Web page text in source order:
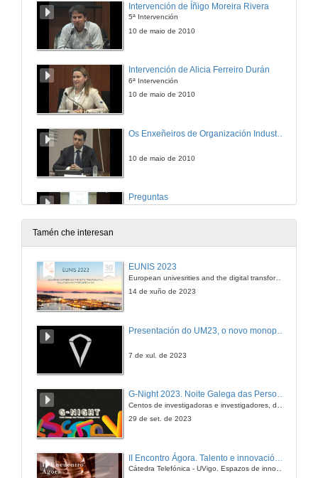
Intervención de Íñigo Moreira Rivera
5ª Intervención
10 de maio de 2010
Intervención de Alicia Ferreiro Durán
6ª Intervención
10 de maio de 2010
10 de maio de 2010
Preguntas
10 de maio de 2010
Presentación
Intervención de Pablo Fernández Pérez
1ª Intervención
2ª Intervención
Intervención de Javier Represas Seoane
3ª Intervención
Tamén che interesan
EUNIS 2023
European univesrities and the digital transformation: challenges and opportunities ahead
14 de xuño de 2023
7 de xul. de 2023
G-Night 2023. Noite Galega das Persoas Investigadoras. Conciencias creativas
29 de set. de 2023
Cátedra Telefónica - UVigo. Espazos de innovación